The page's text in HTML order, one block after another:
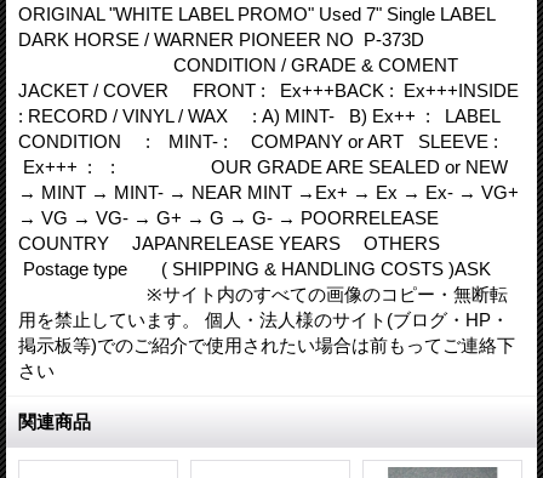
ORIGINAL "WHITE LABEL PROMO" Used 7" Single LABEL
DARK HORSE / WARNER PIONEER NO P-373D
CONDITION / GRADE & COMENT
JACKET / COVER FRONT : Ex+++BACK : Ex+++INSIDE
: RECORD / VINYL / WAX : A) MINT- B) Ex++ : LABEL
CONDITION : MINT- : COMPANY or ART SLEEVE :
Ex+++ : : OUR GRADE ARE SEALED or NEW
→ MINT → MINT- → NEAR MINT →Ex+ → Ex → Ex- → VG+
→ VG → VG- → G+ → G → G- → POORRELEASE
COUNTRY JAPANRELEASE YEARS OTHERS
Postage type ( SHIPPING & HANDLING COSTS )ASK
※サイト内のすべての画像のコピー・無断転
用を禁止しています。 個人・法人様のサイト(ブログ・HP・
掲示板等)でのご紹介で使用されたい場合は前もってご連絡下
さい
関連商品